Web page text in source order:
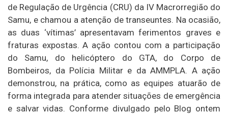
de Regulação de Urgência (CRU) da IV Macrorregião do
Samu, e chamou a atenção de transeuntes. Na ocasião,
as duas ‘vítimas’ apresentavam ferimentos graves e
fraturas expostas. A ação contou com a participação
do Samu, do helicóptero do GTA, do Corpo de
Bombeiros, da Polícia Militar e da AMMPLA. A ação
demonstrou, na prática, como as equipes atuarão de
forma integrada para atender situações de emergência
e salvar vidas. Conforme divulgado pelo Blog ontem